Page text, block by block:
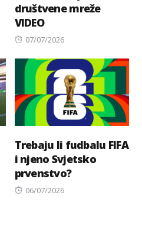
društvene mreže
VIDEO
Posted
07/07/2026
Trebaju li fudbalu FIFA
i njeno Svjetsko
prvenstvo?
Posted
06/07/2026